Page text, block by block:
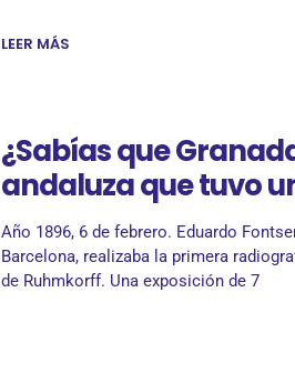
LEER MÁS
¿Sabías que
andaluza que tuvo
Año 1896, 6 de febrero. Eduardo
Barcelona, realizaba la primera
de Ruhmkorff. Una exposición de 7